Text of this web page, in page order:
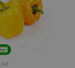
кг